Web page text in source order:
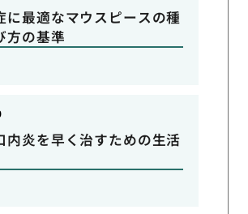
に最適なマウスピースの種
方の基準
内炎を早く治すための生活